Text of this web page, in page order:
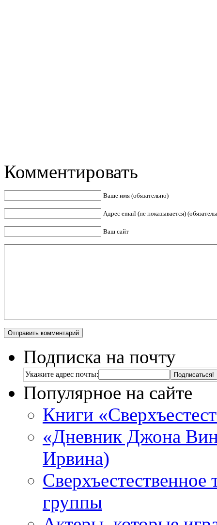
Комментировать
Ваше имя (обязательно)
Адрес email (не показывается)
Ваш сайт
Подписка на почту
Укажите адрес почты:
Популярное на сайте
Книги
«Дневник Джона
Ирвина)
Сверхъестественное
группы